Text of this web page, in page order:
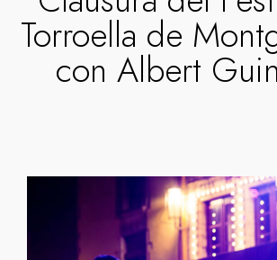
Torroella de
con Albert